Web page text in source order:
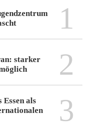
1
starker
2
als
3